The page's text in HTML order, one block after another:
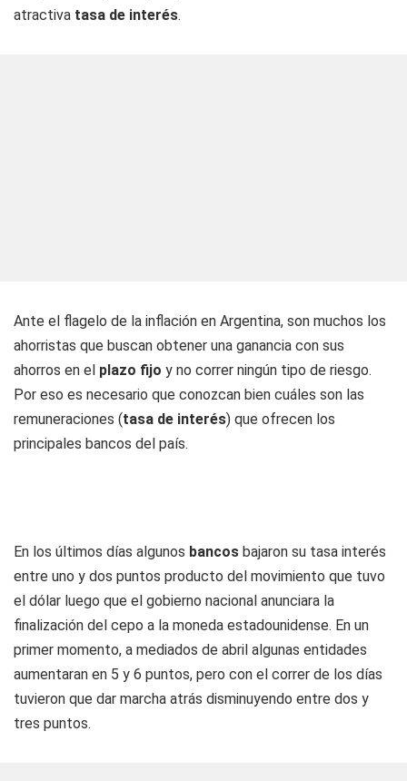
atractiva tasa de interés.
Ante el flagelo de la inflación en Argentina, son muchos los
ahorristas que buscan obtener una ganancia con sus
ahorros en el plazo fijo y no correr ningún tipo de riesgo.
Por eso es necesario que conozcan bien cuáles son las
remuneraciones (tasa de interés) que ofrecen los
principales bancos del país.
En los últimos días algunos bancos bajaron su tasa interés
entre uno y dos puntos producto del movimiento que tuvo
el dólar luego que el gobierno nacional anunciara la
finalización del cepo a la moneda estadounidense. En un
primer momento, a mediados de abril algunas entidades
aumentaran en 5 y 6 puntos, pero con el correr de los días
tuvieron que dar marcha atrás disminuyendo entre dos y
tres puntos.